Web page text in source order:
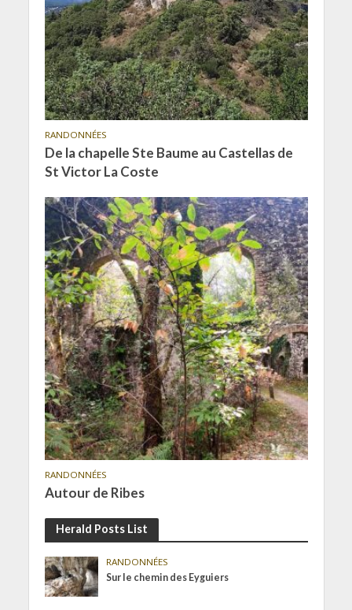
RANDONNÉES
De la chapelle Ste Baume au Castellas de
St Victor La Coste
RANDONNÉES
Autour de Ribes
Herald Posts List
RANDONNÉES
Sur le chemin des Eyguiers